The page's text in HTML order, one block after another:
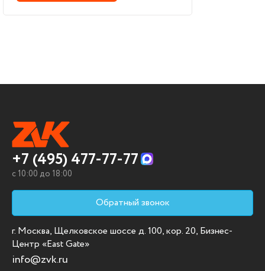
+7 (495) 477-77-77
c 10:00 до 18:00
Обратный звонок
г. Москва, Щелковское шоссе д. 100, кор. 20, Бизнес-
Центр «East Gate»
info@zvk.ru